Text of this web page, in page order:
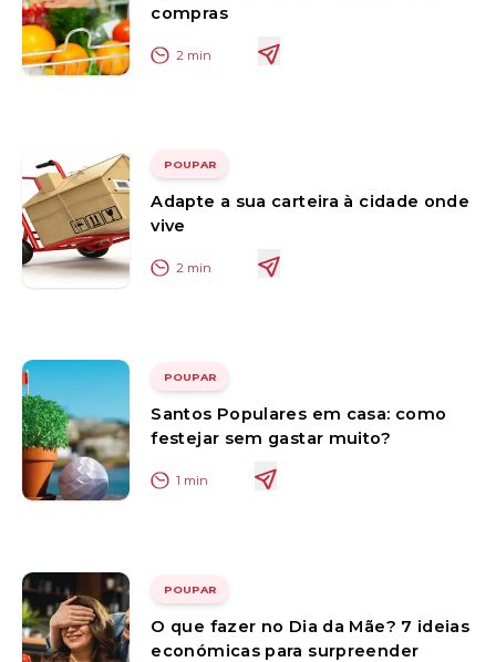
compras
2 min
POUPAR
Adapte a sua carteira à cidade onde
vive
2 min
POUPAR
Santos Populares em casa: como
festejar sem gastar muito?
1 min
POUPAR
O que fazer no Dia da Mãe? 7 ideias
económicas para surpreender